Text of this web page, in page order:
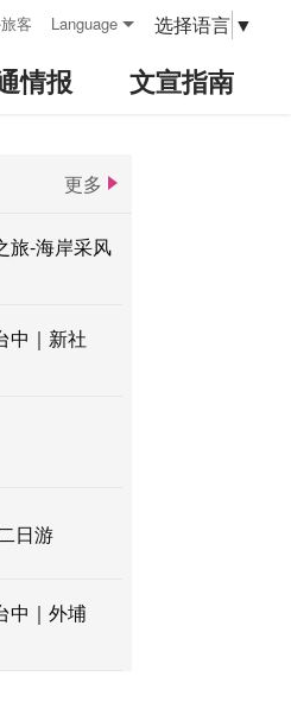
客 Language 选择语言 ▼
情报 文宣指南
更多
旅-海岸采风
中｜新社
日游
中｜外埔